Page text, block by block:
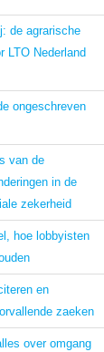
de agrarische
LTO Nederland
ongeschreven
van de
in de
zekerheid
hoe lobbyisten
en
zaeken
over omgang